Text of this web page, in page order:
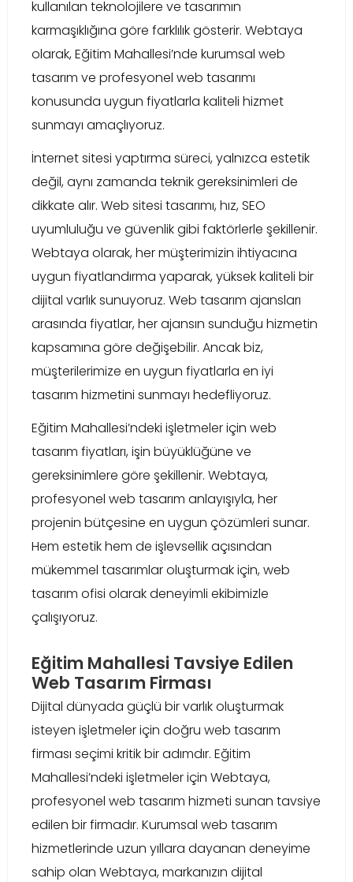
kullanılan teknolojilere ve tasarımın
karmaşıklığına göre farklılık gösterir. Webtaya
olarak, Eğitim Mahallesi’nde kurumsal web
tasarım ve profesyonel web tasarımı
konusunda uygun fiyatlarla kaliteli hizmet
sunmayı amaçlıyoruz.
İnternet sitesi yaptırma süreci, yalnızca estetik
değil, aynı zamanda teknik gereksinimleri de
dikkate alır. Web sitesi tasarımı, hız, SEO
uyumluluğu ve güvenlik gibi faktörlerle şekillenir.
Webtaya olarak, her müşterimizin ihtiyacına
uygun fiyatlandırma yaparak, yüksek kaliteli bir
dijital varlık sunuyoruz. Web tasarım ajansları
arasında fiyatlar, her ajansın sunduğu hizmetin
kapsamına göre değişebilir. Ancak biz,
müşterilerimize en uygun fiyatlarla en iyi
tasarım hizmetini sunmayı hedefliyoruz.
Eğitim Mahallesi’ndeki işletmeler için web
tasarım fiyatları, işin büyüklüğüne ve
gereksinimlere göre şekillenir. Webtaya,
profesyonel web tasarım anlayışıyla, her
projenin bütçesine en uygun çözümleri sunar.
Hem estetik hem de işlevsellik açısından
mükemmel tasarımlar oluşturmak için, web
tasarım ofisi olarak deneyimli ekibimizle
çalışıyoruz.
Eğitim Mahallesi Tavsiye Edilen
Web Tasarım Firması
Dijital dünyada güçlü bir varlık oluşturmak
isteyen işletmeler için doğru web tasarım
firması seçimi kritik bir adımdır. Eğitim
Mahallesi’ndeki işletmeler için Webtaya,
profesyonel web tasarım hizmeti sunan tavsiye
edilen bir firmadır. Kurumsal web tasarım
hizmetlerinde uzun yıllara dayanan deneyime
sahip olan Webtaya, markanızın dijital